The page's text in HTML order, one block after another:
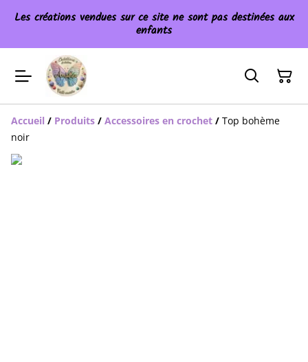
Les créations vendues sur ce site ne sont pas destinées aux
enfants
Accueil / Produits / Accessoires en crochet / Top bohème
noir